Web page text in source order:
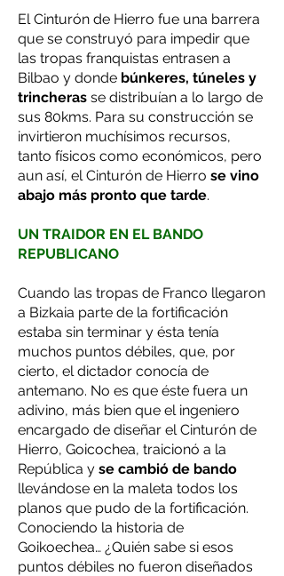
El Cinturón de Hierro fue una barrera
que se construyó para impedir que
las tropas franquistas entrasen a
Bilbao y donde búnkeres, túneles y
trincheras se distribuían a lo largo de
sus 80kms. Para su construcción se
invirtieron muchísimos recursos,
tanto físicos como económicos, pero
aun así, el Cinturón de Hierro se vino
abajo más pronto que tarde.
UN TRAIDOR EN EL BANDO
REPUBLICANO
Cuando las tropas de Franco llegaron
a Bizkaia parte de la fortificación
estaba sin terminar y ésta tenía
muchos puntos débiles, que, por
cierto, el dictador conocía de
antemano. No es que éste fuera un
adivino, más bien que el ingeniero
encargado de diseñar el Cinturón de
Hierro, Goicochea, traicionó a la
República y se cambió de bando
llevándose en la maleta todos los
planos que pudo de la fortificación.
Conociendo la historia de
Goikoechea… ¿Quién sabe si esos
puntos débiles no fueron diseñados